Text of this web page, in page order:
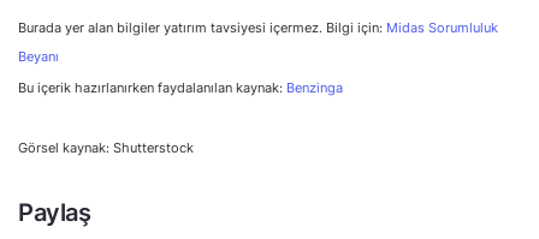
Burada yer alan bilgiler yatırım tavsiyesi içermez. Bilgi için: Midas Sorumluluk
Beyanı
Bu içerik hazırlanırken faydalanılan kaynak: Benzinga
Görsel kaynak: Shutterstock
Paylaş